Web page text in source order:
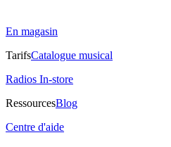
En magasin
TarifsCatalogue musical
Radios In-store
RessourcesBlog
Centre d'aide